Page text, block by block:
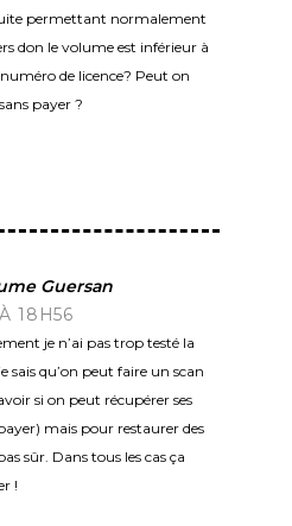
permettant normalement
don le volume est inférieur à
de licence? Peut on
payer ?
Guersan
18H56
je n’ai pas trop testé la
sais qu’on peut faire un scan
si on peut récupérer ses
mais pour restaurer des
sûr. Dans tous les cas ça
!